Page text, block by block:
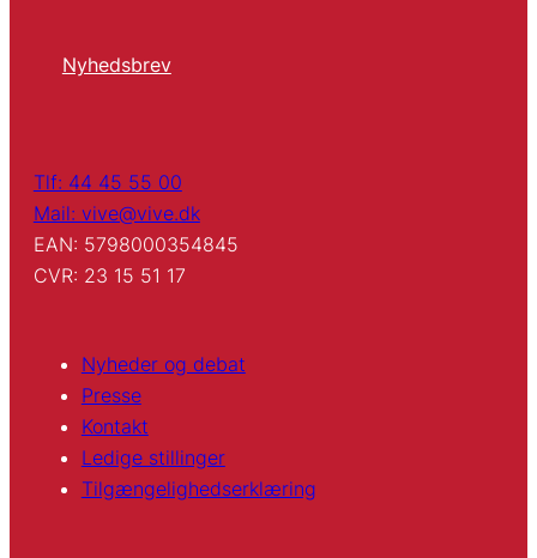
Nyhedsbrev
Tlf: 44 45 55 00
Mail: vive@vive.dk
EAN: 5798000354845
CVR: 23 15 51 17
Nyheder og debat
Presse
Kontakt
Ledige stillinger
Tilgængelighedserklæring